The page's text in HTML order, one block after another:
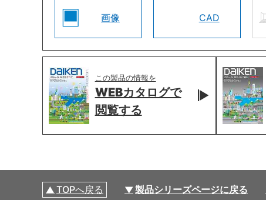
画像 CAD
この製品の情報を
WEBカタログで
閲覧する
TOPへ戻る 製品シリーズページに戻る